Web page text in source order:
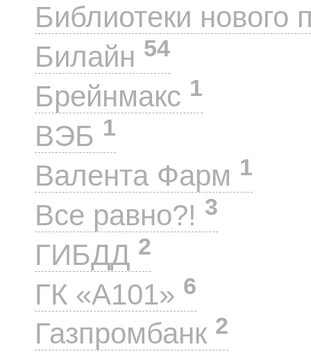
Библиотеки нового
Билайн 54
Брейнмакс 1
ВЭБ 1
Валента Фарм 1
Все равно?! 3
ГИБДД 2
ГК «А101» 6
Газпромбанк 2